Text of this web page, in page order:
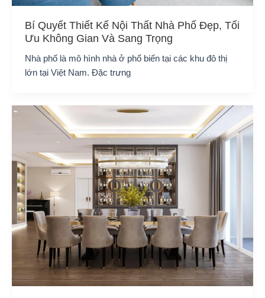
Bí Quyết Thiết Kế Nội Thất Nhà Phố Đẹp, Tối
Ưu Không Gian Và Sang Trọng
Nhà phố là mô hình nhà ở phổ biến tại các khu đô thị
lớn tại Việt Nam. Đặc trưng